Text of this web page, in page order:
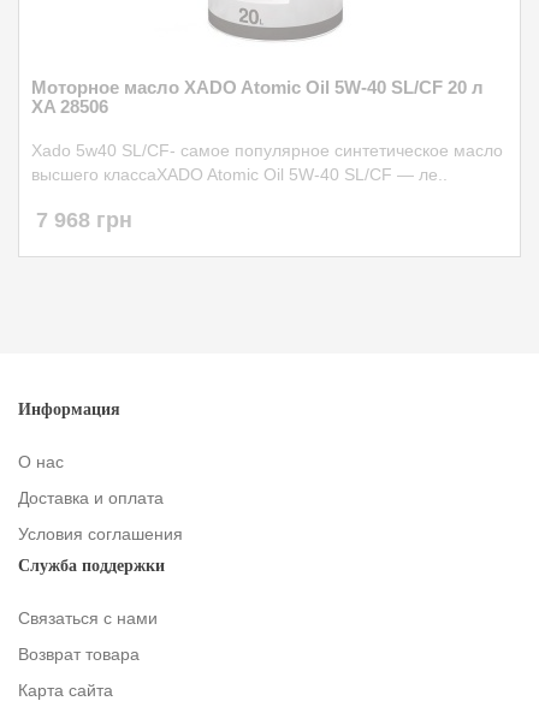
Моторное масло XADO Atomic Oil 5W-40 SL/CF 20 л
XA 28506
Xado 5w40 SL/CF- самое популярное синтетическое масло
высшего классаXADO Atomic Oil 5W-40 SL/CF — ле..
7 968 грн
Информация
О нас
Доставка и оплата
Условия соглашения
Служба поддержки
Связаться с нами
Возврат товара
Карта сайта